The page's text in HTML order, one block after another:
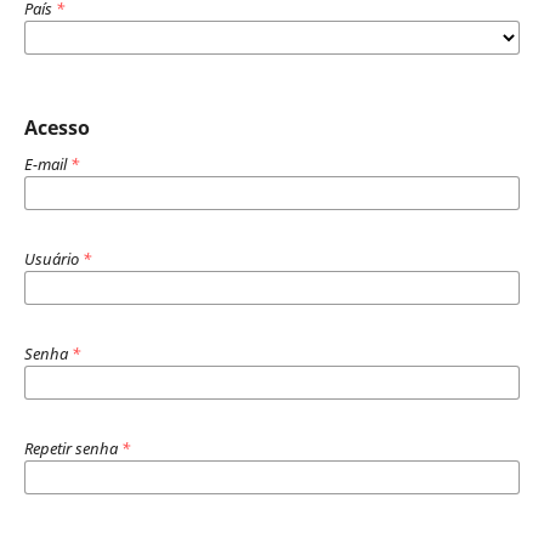
País *
Acesso
E-mail*
Usuário *
Senha *
Repetir senha *